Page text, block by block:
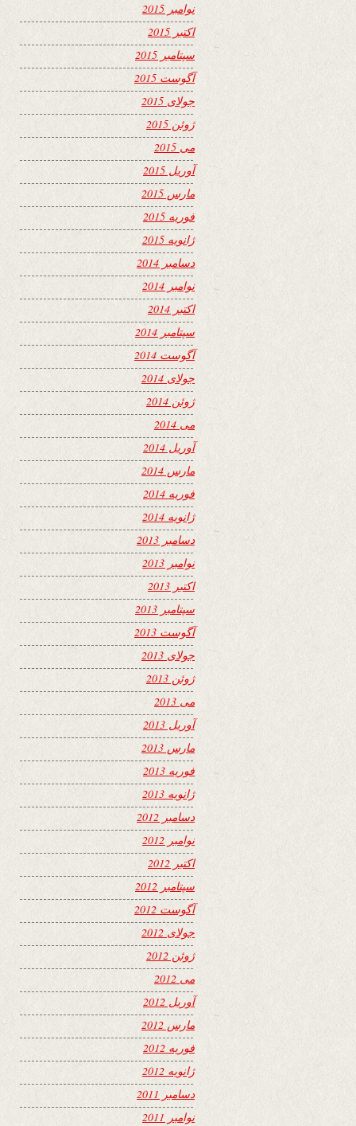
نوامبر 2015
اکتبر 2015
سپتامبر 2015
آگوست 2015
جولای 2015
ژوئن 2015
می 2015
آوریل 2015
مارس 2015
فوریه 2015
ژانویه 2015
دسامبر 2014
نوامبر 2014
اکتبر 2014
سپتامبر 2014
آگوست 2014
جولای 2014
ژوئن 2014
می 2014
آوریل 2014
مارس 2014
فوریه 2014
ژانویه 2014
دسامبر 2013
نوامبر 2013
اکتبر 2013
سپتامبر 2013
آگوست 2013
جولای 2013
ژوئن 2013
می 2013
آوریل 2013
مارس 2013
فوریه 2013
ژانویه 2013
دسامبر 2012
نوامبر 2012
اکتبر 2012
سپتامبر 2012
آگوست 2012
جولای 2012
ژوئن 2012
می 2012
آوریل 2012
مارس 2012
فوریه 2012
ژانویه 2012
دسامبر 2011
نوامبر 2011